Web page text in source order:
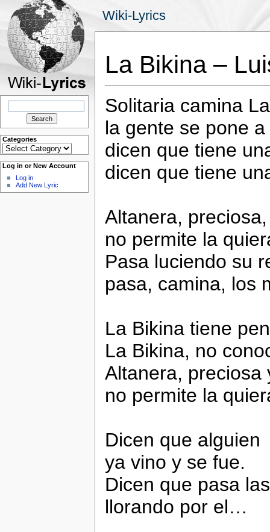
Wiki-Lyrics
Search
Categories
Categories
Log in or New Account
Log in
Add New Lyric
La Bikina –
Solitaria camina
la gente se pone
dicen que tiene
dicen que tiene
Altanera,
no permite la
Pasa luciendo su
pasa, camina, los
La Bikina tiene
La Bikina, no
Altanera, preciosa
no permite la
Dicen que alguien
ya vino y se fue.
Dicen que pasa
llorando por el…